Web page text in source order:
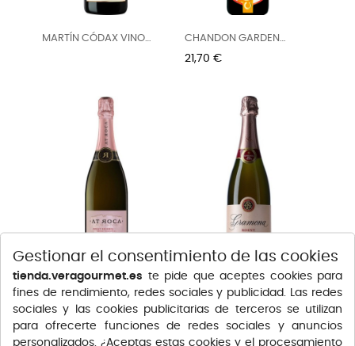
MARTÍN CÓDAX VINO
CHANDON GARDEN
SPRITZ 75CL
Precio
21,70 €
AT ROCA ROSADO BRUT
NATURE...
Precio
14,75 €
GRAMONA ESPUMOSO
ROSADO 75CL
Precio
23,15 €
Gestionar el consentimiento de las cookies
tienda.veragourmet.es te pide que aceptes cookies para
fines de rendimiento, redes sociales y publicidad. Las redes
sociales y las cookies publicitarias de terceros se utilizan
para ofrecerte funciones de redes sociales y anuncios
personalizados. ¿Aceptas estas cookies y el procesamiento